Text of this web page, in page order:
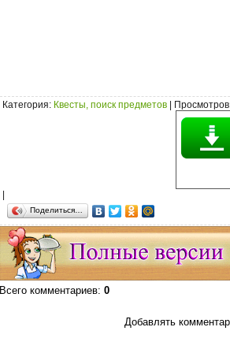
Категория: Квесты, поиск предметов Просмотров
Поделиться…
Всего комментариев: 0
Добавлять